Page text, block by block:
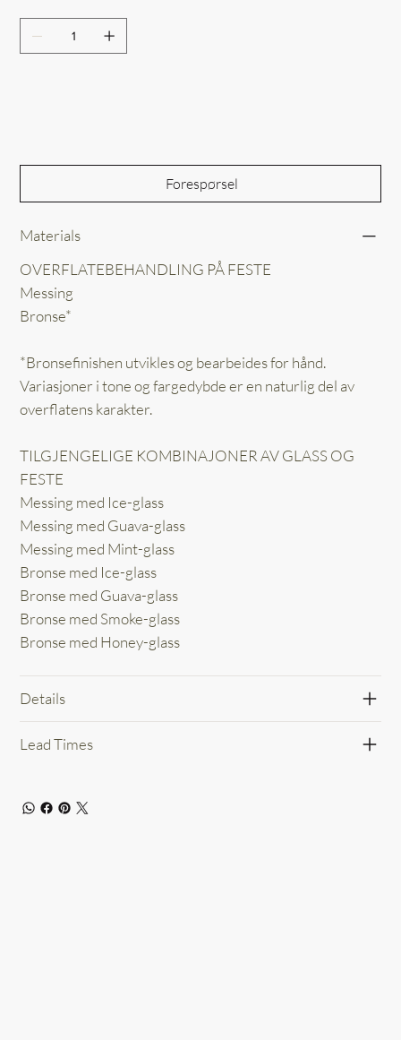
Forespørsel
Materials
OVERFLATEBEHANDLING PÅ FESTE
Messing
Bronse*
*Bronsefinishen utvikles og bearbeides for hånd.
Variasjoner i tone og fargedybde er en naturlig del av
overflatens karakter.
TILGJENGELIGE KOMBINAJONER AV GLASS OG
FESTE
Messing med Ice-glass
Messing med Guava-glass
Messing med Mint-glass
Bronse med Ice-glass
Bronse med Guava-glass
Bronse med Smoke-glass
Bronse med Honey-glass
Details
Lead Times